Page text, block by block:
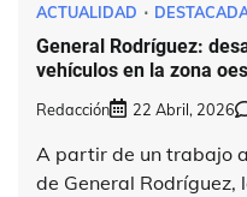
ACTUALIDAD
General Rodríguez:
vehículos en la zona
Redacción 22 Abril, 2026
A partir de un trabajo
de General Rodríguez,